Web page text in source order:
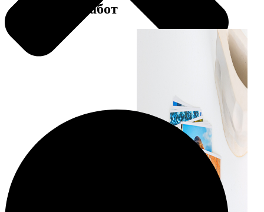
Примеры работ